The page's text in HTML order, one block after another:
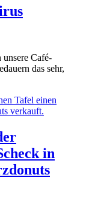
Café-
das sehr,
in